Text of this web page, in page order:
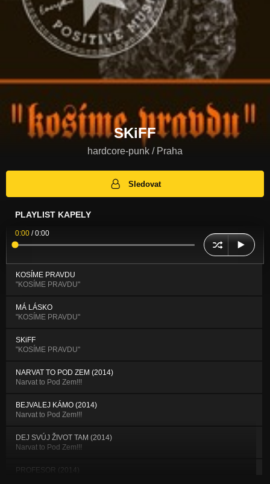
SKiFF
hardcore-punk / Praha
Sledovat
PLAYLIST KAPELY
0:00 /0:00
KOSÍME PRAVDU
"KOSÍME PRAVDU"
MÁ LÁSKO
"KOSÍME PRAVDU"
SKiFF
"KOSÍME PRAVDU"
NARVAT TO POD ZEM (2014)
Narvat to Pod Zem!!!
BEJVALEJ KÁMO (2014)
Narvat to Pod Zem!!!
DEJ SVÚJ ŽIVOT TAM (2014)
Narvat to Pod Zem!!!
PROFESOR (2014)